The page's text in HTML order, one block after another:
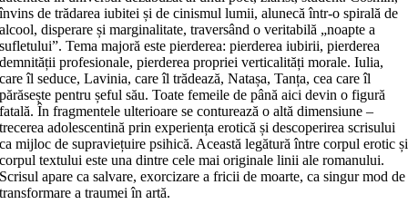
învins de trădarea iubitei și de cinismul lumii, alunecă într-o spirală de
alcool, disperare și marginalitate, traversând o veritabilă „noapte a
sufletului”. Tema majoră este pierderea: pierderea iubirii, pierderea
demnității profesionale, pierderea propriei verticalități morale. Iulia,
care îl seduce, Lavinia, care îl trădează, Natașa, Tanța, cea care îl
părăsește pentru șeful său. Toate femeile de până aici devin o figură
fatală. În fragmentele ulterioare se conturează o altă dimensiune –
trecerea adolescentină prin experiența erotică și descoperirea scrisului
ca mijloc de supraviețuire psihică. Această legătură între corpul erotic și
corpul textului este una dintre cele mai originale linii ale romanului.
Scrisul apare ca salvare, exorcizare a fricii de moarte, ca singur mod de
transformare a traumei în artă.